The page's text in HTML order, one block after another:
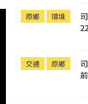
原鄉 環境
交通 原鄉